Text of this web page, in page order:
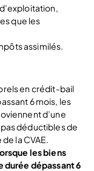
que les
assimilés.
en crédit-bail
6 mois, les
d’une
déductibles de
la CVAE.
les biens
durée dépassant 6